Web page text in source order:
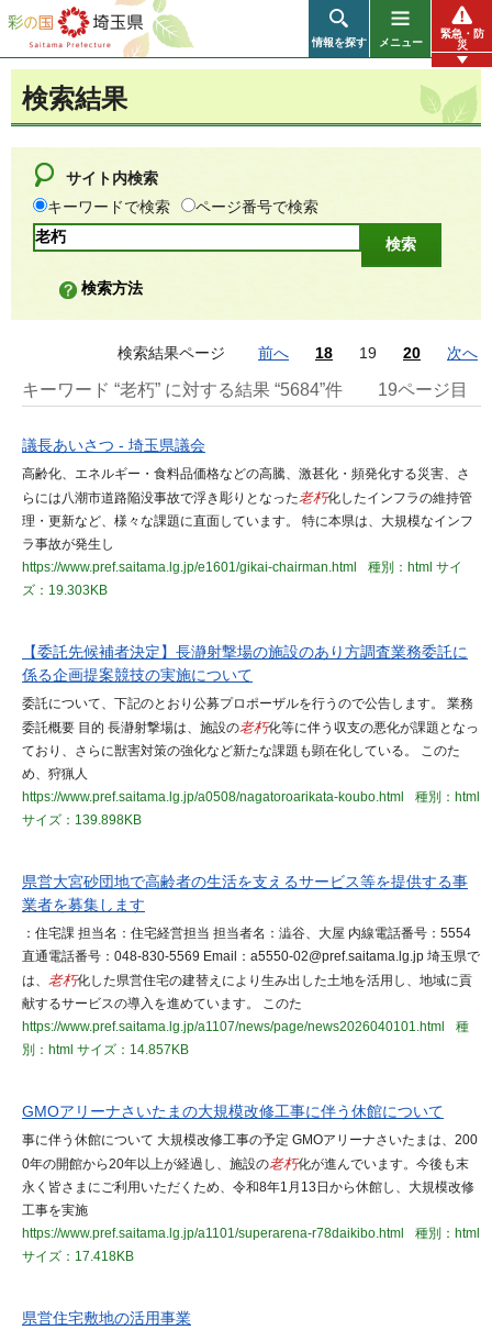
彩の国 埼玉県
情報を探す メニュー
緊急・防
災
検索結果
サイト内検索
キーワードで検索
ページ番号で検索
検索方法
検索結果ページ 前へ 18 19 20 次へ
キーワード “老朽” に対する結果 “5684”件 19ページ目
議長あいさつ - 埼玉県議会
高齢化、エネルギー・食料品価格などの高騰、激甚化・頻発化する災害、さ
らには八潮市道路陥没事故で浮き彫りとなった老朽化したインフラの維持管
理・更新など、様々な課題に直面しています。 特に本県は、大規模なインフ
ラ事故が発生し
https://www.pref.saitama.lg.jp/e1601/gikai-chairman.html
種別：html サイ
ズ：19.303KB
【委託先候補者決定】長瀞射撃場の施設のあり方調査業務委託に
係る企画提案競技の実施について
委託について、下記のとおり公募プロポーザルを行うので公告します。 業務
委託概要 目的 長瀞射撃場は、施設の老朽化等に伴う収支の悪化が課題となっ
ており、さらに獣害対策の強化など新たな課題も顕在化している。 このた
め、狩猟人
https://www.pref.saitama.lg.jp/a0508/nagatoroarikata-koubo.html
種別：html
サイズ：139.898KB
県営大宮砂団地で高齢者の生活を支えるサービス等を提供する事
業者を募集します
：住宅課 担当名：住宅経営担当 担当者名：澁谷、大屋 内線電話番号：5554
直通電話番号：048-830-5569 Email：a5550-02@pref.saitama.lg.jp 埼玉県で
は、 老朽化した県営住宅の建替えにより生み出した土地を活用し、地域に貢
献するサービスの導入を進めています。 このた
https://www.pref.saitama.lg.jp/a1107/news/page/news2026040101.html
種
別：html サイズ：14.857KB
GMOアリーナさいたまの大規模改修工事に伴う休館について
事に伴う休館について 大規模改修工事の予定 GMOアリーナさいたまは、200
0年の開館から20年以上が経過し、施設の老朽化が進んでいます。今後も末
永く皆さまにご利用いただくため、令和8年1月13日から休館し、大規模改修
工事を実施
https://www.pref.saitama.lg.jp/a1101/superarena-r78daikibo.html
種別：html
サイズ：17.418KB
県営住宅敷地の活用事業